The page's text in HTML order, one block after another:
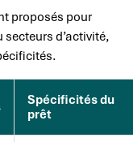
proposés pour
secteurs d’activité,
Spécificités du
prêt